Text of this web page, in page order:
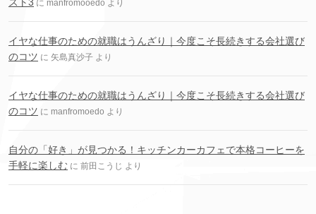
に manfromooedo より
イヤな仕事のための就職はうんざり｜今度こそ長続きする会社選び
のコツ に 矢島真沙子 より
イヤな仕事のための就職はうんざり｜今度こそ長続きする会社選び
のコツ に manfromoedo より
自分の「好き」が見つかる！キッチンカーカフェで本格コーヒーを
手軽に楽しむ に 前田こうじ より